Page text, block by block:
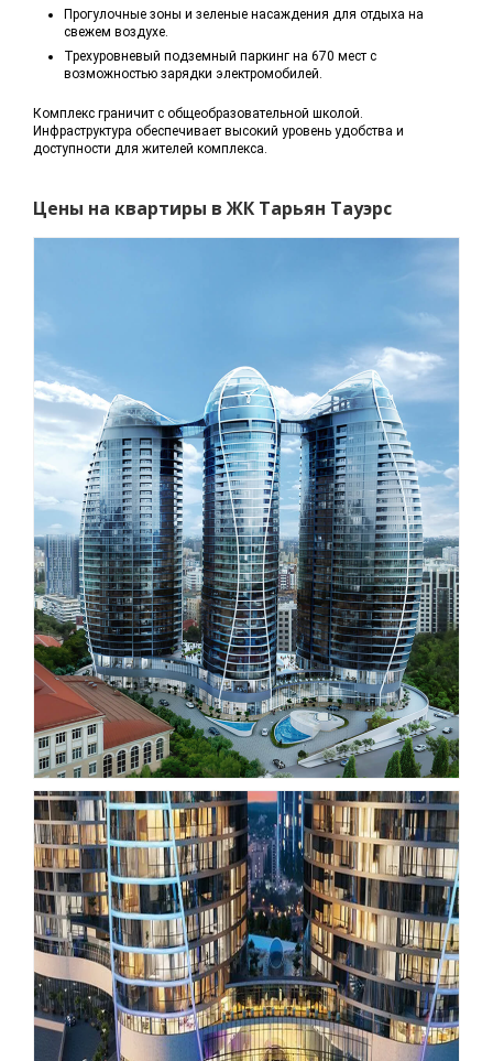
Прогулочные зоны и зеленые насаждения для отдыха на
свежем воздухе.
Трехуровневый подземный паркинг на 670 мест с
возможностью зарядки электромобилей.
Комплекс граничит с общеобразовательной школой.
Инфраструктура обеспечивает высокий уровень удобства и
доступности для жителей комплекса.
Цены на квартиры в ЖК Тарьян Тауэрс